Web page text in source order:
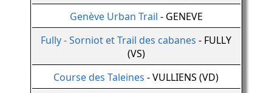
Genève Urban Trail - GENEVE
Fully - Sorniot et Trail des cabanes - FULLY
(VS)
Course des Taleines - VULLIENS (VD)